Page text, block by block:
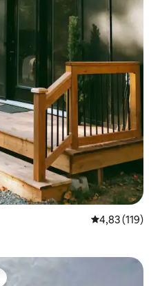
Évaluation
4,83 (119)